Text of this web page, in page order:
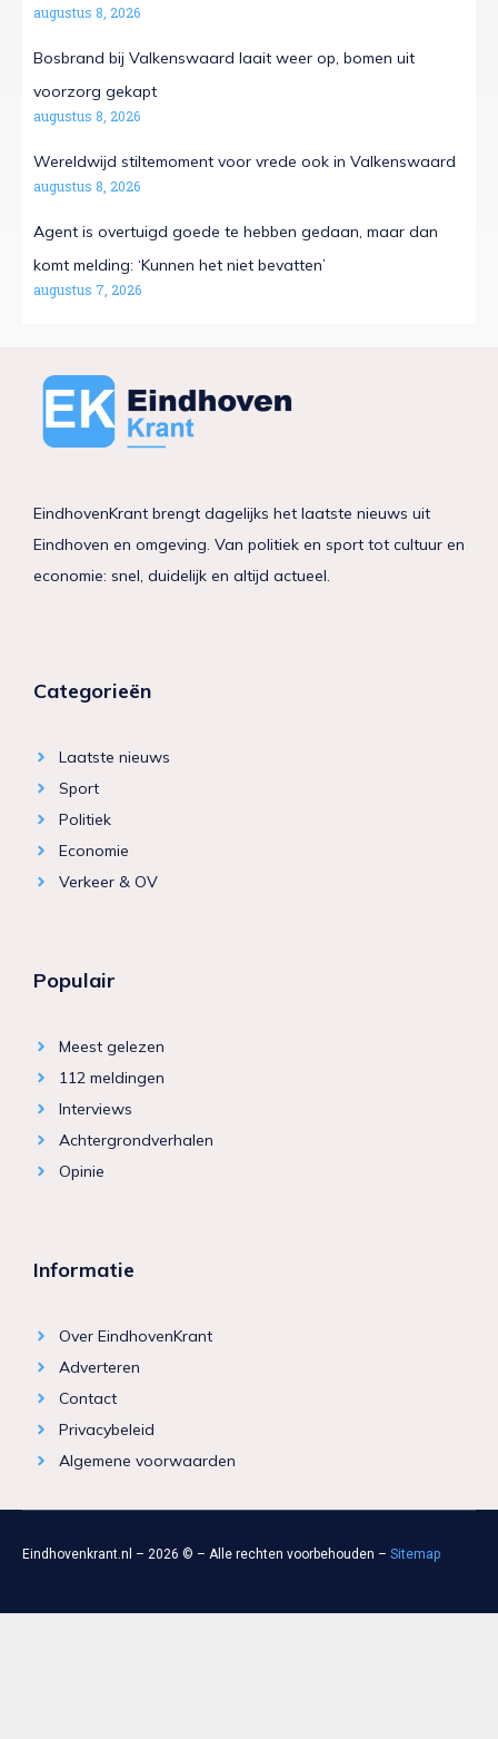
augustus 8, 2026
Bosbrand bij Valkenswaard laait weer op, bomen uit
voorzorg gekapt
augustus 8, 2026
Wereldwijd stiltemoment voor vrede ook in Valkenswaard
augustus 8, 2026
Agent is overtuigd goede te hebben gedaan, maar dan
komt melding: ‘Kunnen het niet bevatten’
augustus 7, 2026
EindhovenKrant brengt dagelijks het laatste nieuws uit
Eindhoven en omgeving. Van politiek en sport tot cultuur en
economie: snel, duidelijk en altijd actueel.
Categorieën
Laatste nieuws
Sport
Politiek
Economie
Verkeer & OV
Populair
Meest gelezen
112 meldingen
Interviews
Achtergrondverhalen
Opinie
Informatie
Over EindhovenKrant
Adverteren
Contact
Privacybeleid
Algemene voorwaarden
Eindhovenkrant.nl – 2026 © – Alle rechten voorbehouden – Sitemap